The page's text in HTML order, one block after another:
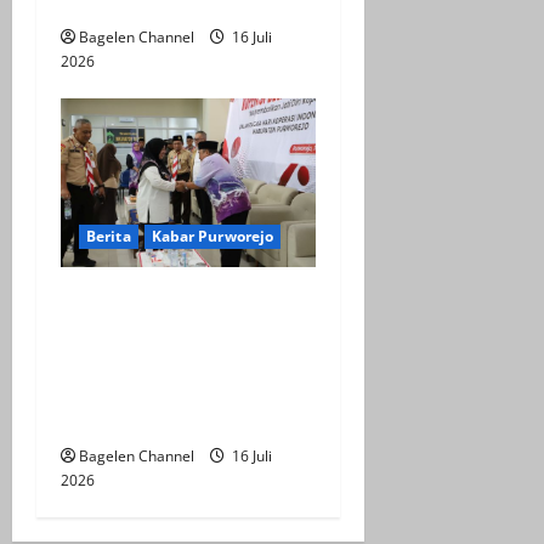
Bagelen Channel
16 Juli
2026
Berita Kabar Purworejo
Bagelen Channel
16 Juli
2026